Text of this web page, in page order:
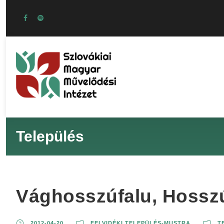
Település
Vághosszúfalu,